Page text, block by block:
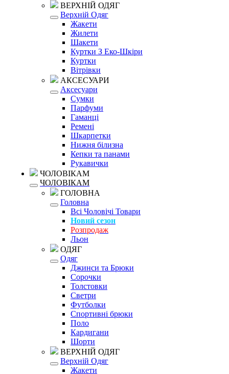
ВЕРХНІЙ ОДЯГ
Верхній Одяг
Жакети
Жилети
Шакети
Куртки З Еко-Шкіри
Куртки
Вітрівки
АКСЕСУАРИ
Аксесуари
Сумки
Парфуми
Гаманці
Ремені
Шкарпетки
Нижня білизна
Кепки та панами
Рукавички
ЧОЛОВІКАМ
ЧОЛОВІКАМ
ГОЛОВНА
Головна
Всі Чоловічі Товари
Новий сезон
Розпродаж
Льон
ОДЯГ
Одяг
Джинси та Брюки
Сорочки
Толстовки
Светри
Футболки
Спортивні брюки
Поло
Кардигани
Шорти
ВЕРХНІЙ ОДЯГ
Верхній Одяг
Жакети